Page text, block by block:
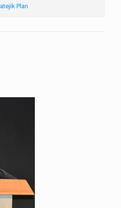
Plan